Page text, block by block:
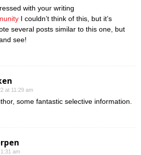
with your writing
I couldn’t think of this, but it’s
several posts similar to this one, but
see!
at 11:29 am
some fantastic selective information.
am